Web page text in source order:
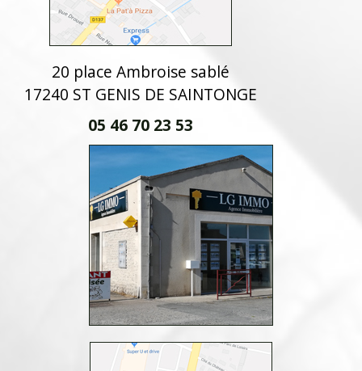
20 place Ambroise sablé
17240 ST GENIS DE SAINTONGE
05 46 70 23 53